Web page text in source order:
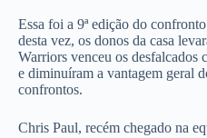
Essa foi a 9ª edição do
desta vez, os donos da casa
Warriors venceu os desfalcados
e diminuíram a vantagem geral
confrontos.
Chris Paul, recém chegado na